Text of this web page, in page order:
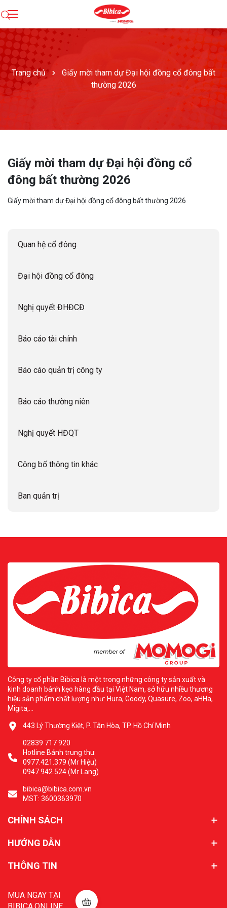
Trang chủ
Giấy mời tham dự Đại hội đồng cổ đông bất
thường 2026
Quan hệ cổ đông
Đại hội đồng cổ đông
Nghị quyết ĐHĐCĐ
Báo cáo tài chính
Báo cáo quản trị công ty
Báo cáo thường niên
Nghị quyết HĐQT
Công bố thông tin khác
Ban quản trị
Giấy mời tham dự Đại hội đồng cổ
đông bất thường 2026
Giấy mời tham dự Đại hội đồng cổ đông bất thường 2026
Công ty cổ phần Bibica là một trong những công ty sản xuất và
kinh doanh bánh kẹo hàng đầu tại Việt Nam, sở hữu nhiều thương
hiệu sản phẩm chất lượng như: Hura, Goody, Quasure, Zoo, aHHa,
Migita,...
443 Lý Thường Kiệt, P. Tân Hòa, TP. Hồ Chí Minh
02839 717 920
Hotline Bánh trung thu:
0977.421.379 (Mr Hiệu)
0947.942.524 (Mr Lang)
bibica@bibica.com.vn
MST: 3600363970
CHÍNH SÁCH
HƯỚNG DẪN
THÔNG TIN
MUA NGAY TẠI